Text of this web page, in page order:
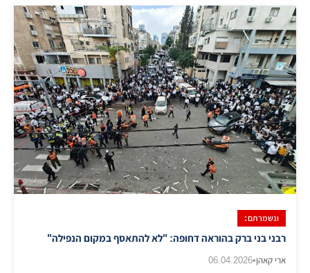
ונשמרתם:
רבני בני ברק בהוראה דחופה: "לא להתאסף במקום הנפילה"
ארי קאהן•
06.04.2026